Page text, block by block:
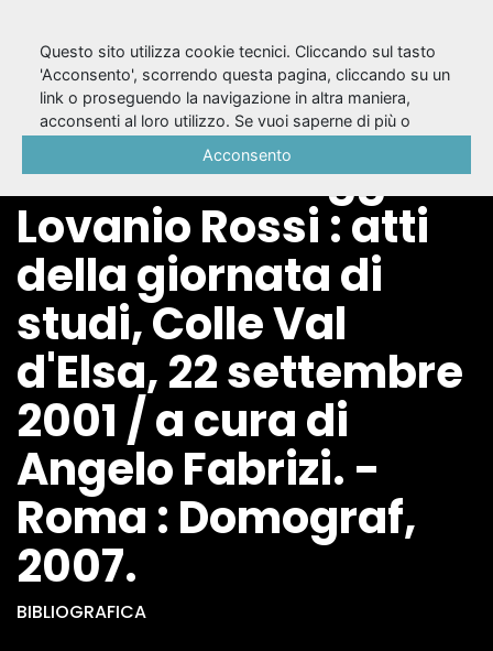
Alfieri a Siena e
dintorni : omaggio a
Lovanio Rossi : atti
della giornata di
studi, Colle Val
d'Elsa, 22 settembre
2001 / a cura di
Angelo Fabrizi. -
Roma : Domograf,
2007.
BIBLIOGRAFICA
Questo sito utilizza cookie tecnici. Cliccando sul tasto
'Acconsento', scorrendo questa pagina, cliccando su un
link o proseguendo la navigazione in altra maniera,
acconsenti al loro utilizzo. Se vuoi saperne di più o
Acconsento